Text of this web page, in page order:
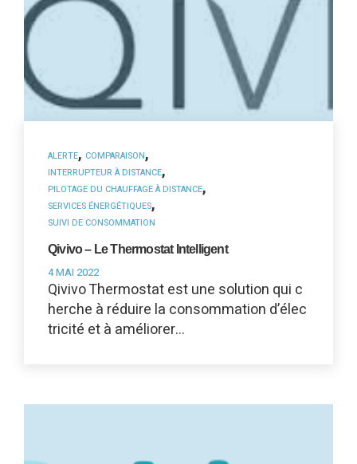
ALERTE, COMPARAISON,
INTERRUPTEUR À DISTANCE,
PILOTAGE DU CHAUFFAGE À DISTANCE,
SERVICES ÉNERGÉTIQUES,
SUIVI DE CONSOMMATION
Qivivo – Le Thermostat Intelligent
4 MAI 2022
Qivivo Thermostat est une solution qui c
herche à réduire la consommation d’élec
tricité et à améliorer…